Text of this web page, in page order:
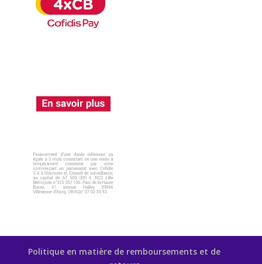
Politique en matière de remboursements et de